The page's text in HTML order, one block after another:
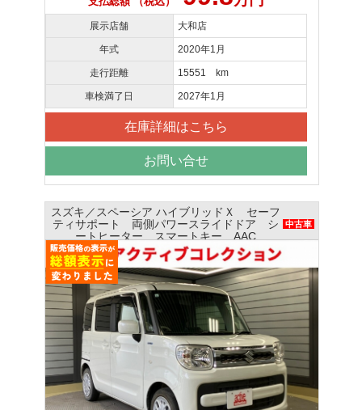
展示店舗 大和店
年式 2020年1月
走行距離 15551 km
車検満了日 2027年1月
在庫詳細はこちら
お問い合せ
スズキ／スペーシア ハイブリッドＸ セーフ
ティサポート 両側パワースライドドア シ
ートヒーター スマートキー AAC
中古車